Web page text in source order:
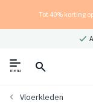
Tot 40% korting
menu
Vloerkleden